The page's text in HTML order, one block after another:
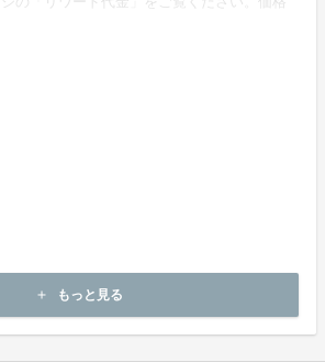
約型です。
add もっと見る